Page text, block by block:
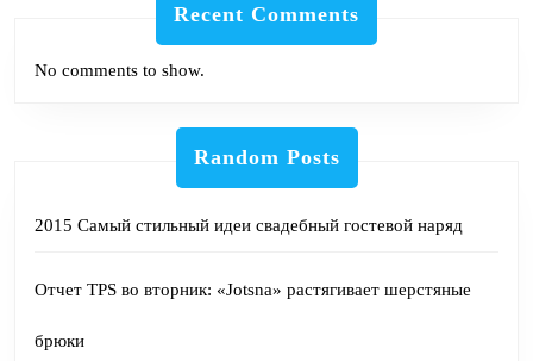
Recent Comments
No comments to show.
Random Posts
2015 Самый стильный идеи свадебный гостевой наряд
Отчет TPS во вторник: «Jotsna» растягивает шерстяные
брюки